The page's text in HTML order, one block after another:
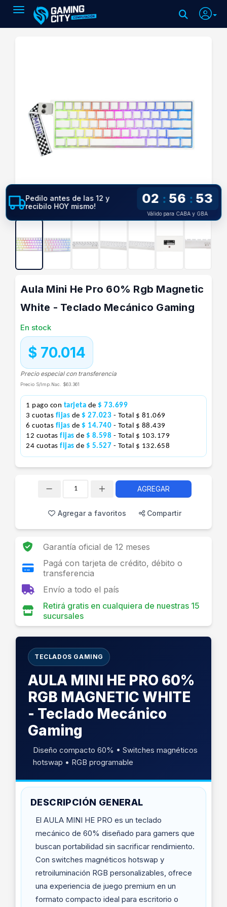
Toggle navigation
Aula Mini He Pro 60% Rgb Magnetic
White - Teclado Mecánico Gaming
En stock
$ 70.014
Precio especial con transferencia
Precio S/Imp.Nac. $63.361
1 pago con tarjeta de $ 73.699
3 cuotas fijas de $ 27.023 - Total $ 81.069
6 cuotas fijas de $ 14.740 - Total $ 88.439
12 cuotas fijas de $ 8.598 - Total $ 103.179
24 cuotas fijas de $ 5.527 - Total $ 132.658
Pedilo antes de las 12 y
recibilo HOY mismo!
02 : 56 : 52
Válido para CABA y GBA
AGREGAR
Agregar a favoritos Compartir
Garantía oficial de 12 meses
Pagá con tarjeta de crédito, débito o
transferencia
Envío a todo el país
Retirá gratis en cualquiera de nuestras 15
sucursales
TECLADOS GAMING
AULA MINI HE PRO 60%
RGB MAGNETIC WHITE
- Teclado Mecánico
Gaming
Diseño compacto 60% • Switches magnéticos
hotswap • RGB programable
DESCRIPCIÓN GENERAL
El AULA MINI HE PRO es un teclado
mecánico de 60% diseñado para gamers que
buscan portabilidad sin sacrificar rendimiento.
Con switches magnéticos hotswap y
retroiluminación RGB personalizables, ofrece
una experiencia de juego premium en un
formato compacto ideal para escritorio o